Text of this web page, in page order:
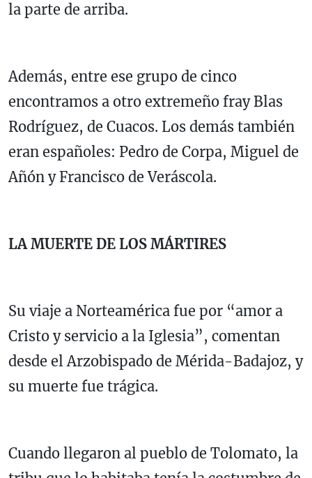
la parte de arriba.
Además, entre ese grupo de cinco
encontramos a otro extremeño fray Blas
Rodríguez, de Cuacos. Los demás también
eran españoles: Pedro de Corpa, Miguel de
Añón y Francisco de Veráscola.
LA MUERTE DE LOS MÁRTIRES
Su viaje a Norteamérica fue por “amor a
Cristo y servicio a la Iglesia”, comentan
desde el Arzobispado de Mérida-Badajoz, y
su muerte fue trágica.
Cuando llegaron al pueblo de Tolomato, la